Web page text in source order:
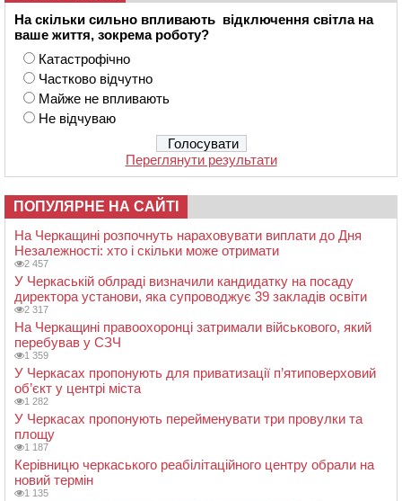
На скільки сильно впливають відключення світла на
ваше життя, зокрема роботу?
Катастрофічно
Частково відчутно
Майже не впливають
Не відчуваю
Переглянути результати
ПОПУЛЯРНЕ НА САЙТІ
На Черкащині розпочнуть нараховувати виплати до Дня
Незалежності: хто і скільки може отримати
2 457
У Черкаській облраді визначили кандидатку на посаду
директора установи, яка супроводжує 39 закладів освіти
2 317
На Черкащині правоохоронці затримали військового, який
перебував у СЗЧ
1 359
У Черкасах пропонують для приватизації п’ятиповерховий
об’єкт у центрі міста
1 282
У Черкасах пропонують перейменувати три провулки та
площу
1 187
Керівницю черкаського реабілітаційного центру обрали на
новий термін
1 135